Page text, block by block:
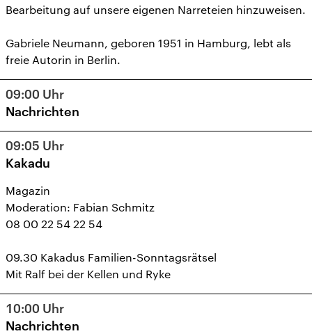
Bearbeitung auf unsere eigenen Narreteien hinzuweisen.
Gabriele Neumann, geboren 1951 in Hamburg, lebt als
freie Autorin in Berlin.
09:00 Uhr
Nachrichten
09:05 Uhr
Kakadu
Magazin
Moderation: Fabian Schmitz
08 00 22 54 22 54
09.30 Kakadus Familien-Sonntagsrätsel
Mit Ralf bei der Kellen und Ryke
10:00 Uhr
Nachrichten